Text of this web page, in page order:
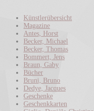
Künstlerübersicht
Magazine
Antes, Horst
Becker, Michael
Becker, Thomas
Bommert, Jens
Braun, Gaby
Bücher
Bruni, Bruno
Dedye, Jacques
Geschenke
Geschenkkarten